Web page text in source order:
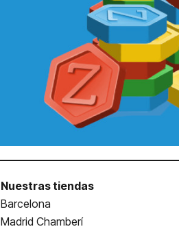
Nuestras tiendas
Barcelona
Madrid Chamberí